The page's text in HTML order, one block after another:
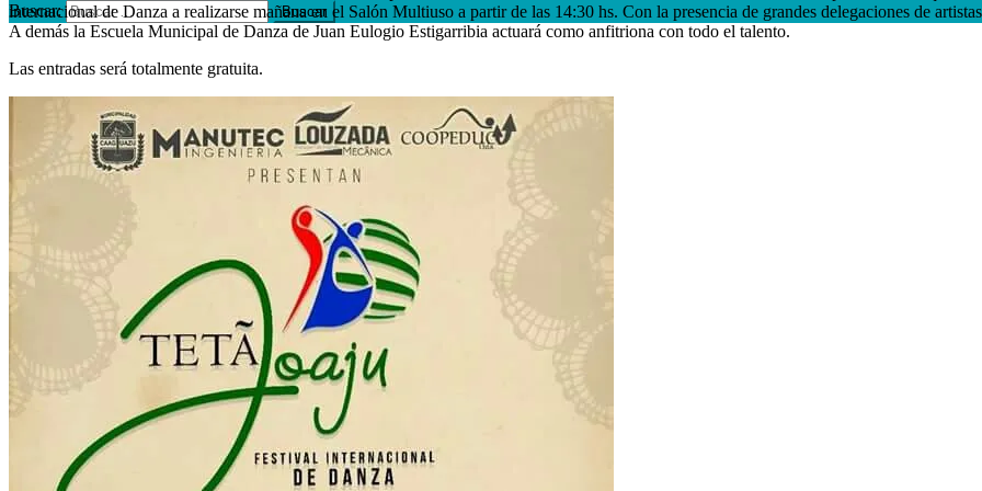
Buscar:
internacional de Danza a realizarse mañana en el Salón Multiuso a partir de las 14:30 hs. Con la presencia de grandes delegaciones de
A demás la Escuela Municipal de Danza de Juan Eulogio Estigarribia actuará como anfitriona con todo el talento.
Las entradas será totalmente gratuita.